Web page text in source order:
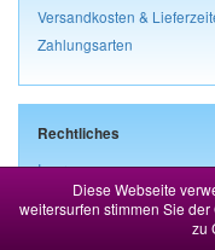
Diese Webseite
weitersurfen stimmen Sie
zu
Versandkosten &
Zahlungsarten
Rechtliches
Impressum
AGB &
Widerrufsbelehrung &